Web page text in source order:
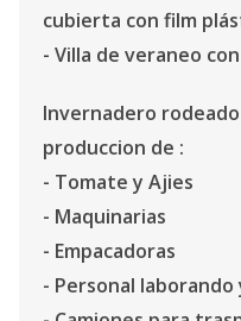
cubierta con film
- Villa de veraneo
Invernadero
produccion de :
- Tomate y Ajies
- Maquinarias
- Empacadoras
- Personal laborando